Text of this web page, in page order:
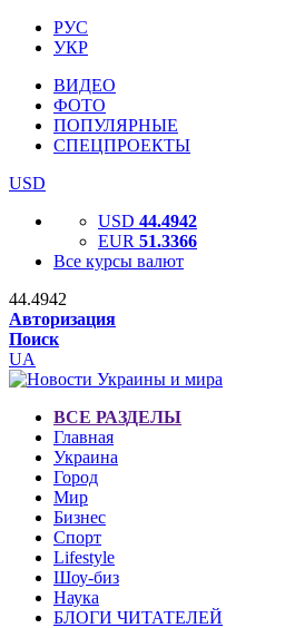
РУС
УКР
ВИДЕО
ФОТО
ПОПУЛЯРНЫЕ
СПЕЦПРОЕКТЫ
USD
USD 44.4942
EUR 51.3366
Все курсы валют
44.4942
Авторизация
Поиск
UA
ВСЕ РАЗДЕЛЫ
Главная
Украина
Город
Мир
Бизнес
Спорт
Lifestyle
Шоу-биз
Наука
БЛОГИ ЧИТАТЕЛЕЙ